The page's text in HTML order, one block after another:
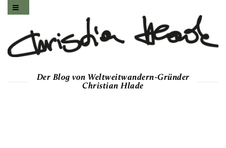
Der Blog von Weltweitwandern-Gründer
Christian Hlade